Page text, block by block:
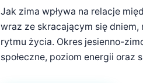
Jak zima wpływa na relacje
wraz ze skracającym się
rytmu życia. Okres jesienno-
społeczne, poziom energii oraz